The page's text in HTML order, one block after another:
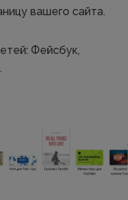
вашего сайта.
Фейсбук,